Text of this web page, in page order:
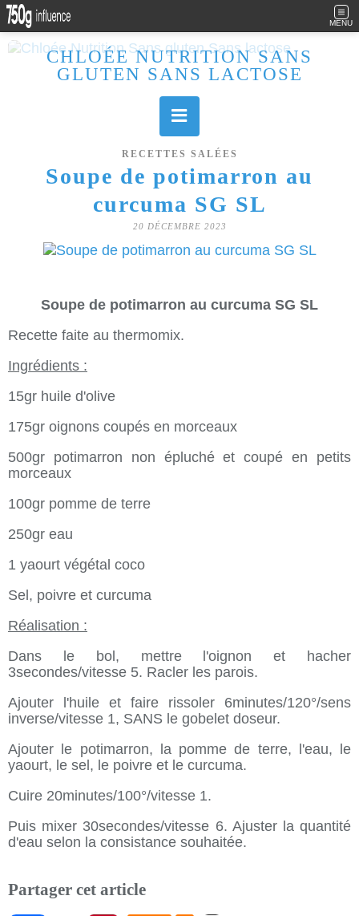
MENU
CHLOÉE NUTRITION SANS
GLUTEN SANS LACTOSE
RECETTES SALÉES
Soupe de potimarron au
curcuma SG SL
20 DÉCEMBRE 2023
Soupe de potimarron au curcuma SG SL
Recette faite au thermomix.
Ingrédients :
15gr huile d'olive
175gr oignons coupés en morceaux
500gr potimarron non épluché et coupé en petits
morceaux
100gr pomme de terre
250gr eau
1 yaourt végétal coco
Sel, poivre et curcuma
Réalisation :
Dans le bol, mettre l'oignon et hacher
3secondes/vitesse 5. Racler les parois.
Ajouter l'huile et faire rissoler 6minutes/120°/sens
inverse/vitesse 1, SANS le gobelet doseur.
Ajouter le potimarron, la pomme de terre, l'eau, le
yaourt, le sel, le poivre et le curcuma.
Cuire 20minutes/100°/vitesse 1.
Puis mixer 30secondes/vitesse 6. Ajuster la quantité
d'eau selon la consistance souhaitée.
Partager cet article